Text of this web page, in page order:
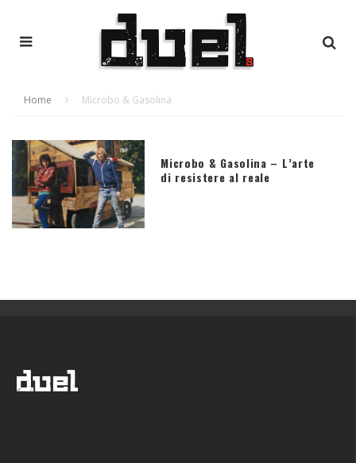
Home Microbo & Gasolina
Microbo & Gasolina – L’arte
di resistere al reale